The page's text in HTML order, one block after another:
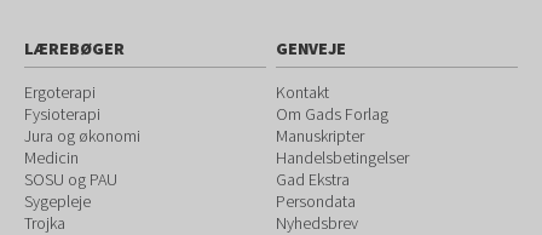
LÆREBØGER
Ergoterapi
Fysioterapi
Jura og økonomi
Medicin
SOSU og PAU
Sygepleje
Trojka
GENVEJE
Kontakt
Om Gads Forlag
Manuskripter
Handelsbetingelser
Gad Ekstra
Persondata
Nyhedsbrev